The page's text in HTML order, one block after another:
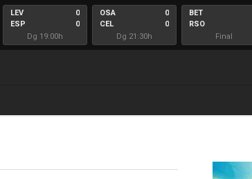
LEV
ESP
0
0
Dg 19:00h
OSA
CEL
0
0
Dg 21:30h
BET
RSO
Final